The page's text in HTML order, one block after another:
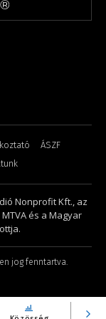
ÁSZF
Nonprofit Kft., az
és a Magyar
jog fenntartva.